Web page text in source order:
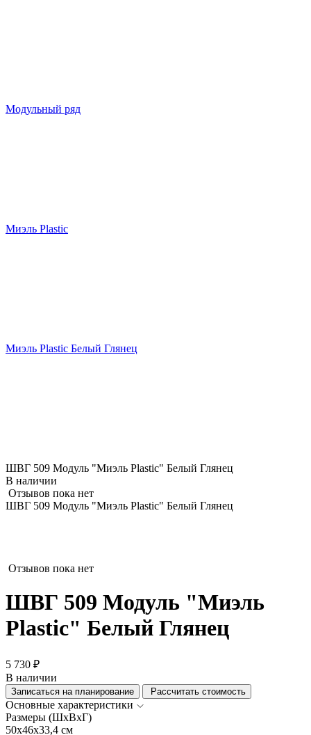
Модульный ряд
Миэль Plastic
Миэль Plastic Белый Глянец
ШВГ 509 Модуль "Миэль Plastic" Белый Глянец
В наличии
Отзывов пока нет
ШВГ 509 Модуль "Миэль Plastic" Белый Глянец
Отзывов пока нет
ШВГ 509 Модуль "Миэль
Plastic" Белый Глянец
5 730 ₽
В наличии
Записаться на планирование Рассчитать стоимость
Основные характеристики
Размеры (ШхВхГ)
50x46x33,4 см